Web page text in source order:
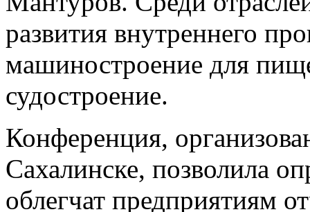
развития внутреннего
машиностроение для
судостроение.
Конференция,
Сахалинске, позволила
облегчат предприятиям